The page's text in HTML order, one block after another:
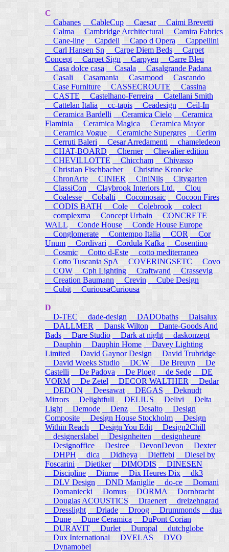
C
Cabanes
CableCup Caesar
Caimi Brevetti
Calma
Cambridge Architectural
Camira Fabrics
Cane-line
Capdell Capo d Opera
Cappellini
Carl Hansen Sn
Carpe Diem Beds
Carpet
Concept
Carpet Sign Carpyen
Carre Bleu
Casa dolce casa
Casala
Casalgrande Padana
Casali
Casamania Casamood
Cascando
Case Furniture
CASSECROUTE
Cassina
CASTE
Castelhano-Ferreira
Catellani Smith
Cattelan Italia
cc-tapis Ceadesign
Ceil-In
Ceramica Bardelli
Ceramica Cielo
Ceramica
Flaminia
Ceramica Magica
Ceramica Mayor
Ceramica Vogue
Ceramiche Supergres Cerim
Cerruti Baleri
Cesar Arredamenti
chameledeon
CHAT-BOARD
Cherner
Chevalier edition
CHEVILLOTTE
Chiccham
Chivasso
Christian Fischbacher
Christine Kroncke
ChronArte
CINIER CiniNils
Citygarten
ClassiCon
Claybrook Interiors Ltd.
Clou
Coalesse
Cobalti Cocomosaic
Cocoon Fires
CODIS BATH
Cole Colebrook
colect
complexma
Concept Urbain
CONCRETE
WALL
Conde House
Conde House Europe
Conglomerate
Contempo Italia COR
Cor
Unum
Cordivari Cordula Kafka
Cosentino
Cosmic
Cotto d-Este
cotto mediterraneo
Cotto Tuscania SpA
COVERINGSETC
Covo
COW
Cph Lighting Craftwand
Crassevig
Creation Baumann
Crevin
Cube Design
Cubit
CuriousaCuriousa
D
D-TEC
dade-design DADObaths
Daisalux
DALLMER
Dansk Wilton
Dante-Goods And
Bads
Dare Studio Dark at night
daskonzept
Dauphin
Dauphin Home
Davey Lighting
Limited
David Gaynor Design
David Trubridge
David Weeks Studio
DCW De Breuyn
De
Castelli
De Padova De Ploeg de Sede
DE
VORM
De Zetel DECOR WALTHER
Dedar
DEDON
Deesawat DEGAS
Deknudt
Mirrors
Delightfull DELIUS Delivi
Delta
Light
Demode Denz Desalto
Design
Composite
Design House Stockholm
Design
Within Reach
Design You Edit
Design2Chill
designerslabel
Designheiten
designheure
Designoffice
Desiree DevonDevon
Dexter
DHPH
dica Didheya Dieffebi
Diesel by
Foscarini
Dietiker DIMODIS
DINESEN
Discipline
Diurne Dix Heures Dix
dk3
DLV Design
DND Maniglie do-ce
Domani
Domaniecki
Domus DORMA
Dornbracht
Douglas ACOUSTICS
Draenert
dreizehngrad
Dresslight Driade Droog Drummonds
dua
Dune
Dune Ceramica
DuPont Corian
DURAVIT
Durlet Duropal
dutchglobe
Dux International
DVELAS
DVO
Dynamobel